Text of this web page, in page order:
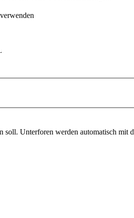
soll. Unterforen werden automatisch